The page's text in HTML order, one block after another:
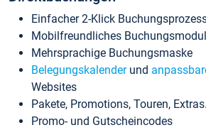
Einfacher 2-Klick
Mobilfreundliches Buchungsmodul
Mehrsprachige Buchungsmaske
Belegungskalenderund
Websites
Pakete, Promotions, Touren,
Promo- und Gutscheincodes